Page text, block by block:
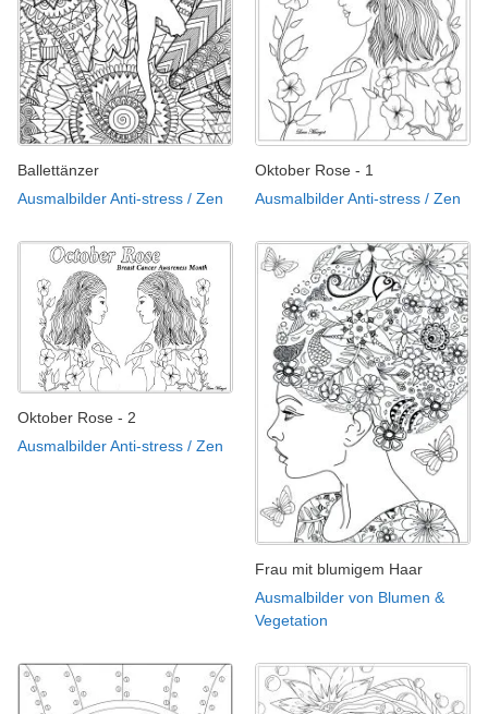
Ballettänzer
Ausmalbilder Anti-stress / Zen
Oktober Rose - 1
Ausmalbilder Anti-stress / Zen
Oktober Rose - 2
Ausmalbilder Anti-stress / Zen
Frau mit blumigem Haar
Ausmalbilder von Blumen &
Vegetation